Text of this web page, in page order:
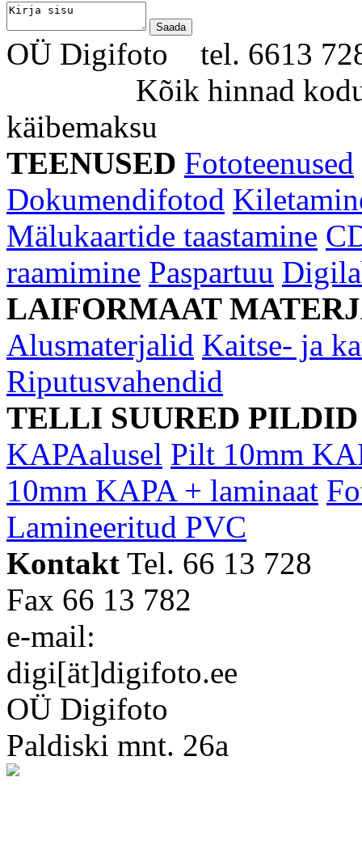
OÜ Digifoto tel. 6613
Kõik hinnad
käibemaksu
TEENUSED Fototeenused
Dokumendifotod
Mälukaartide taastamine
raamimine Paspartuu
LAIFORMAAT
Alusmaterjalid Kaitse- ja
Riputusvahendid
TELLI SUURED PILDID
KAPAalusel Pilt 10mm
10mm KAPA + laminaat
Lamineeritud PVC
Kontakt Tel. 66 13 728
Fax 66 13 782
e-mail:
digi[ät]digifoto.ee
OÜ Digifoto
Paldiski mnt. 26a